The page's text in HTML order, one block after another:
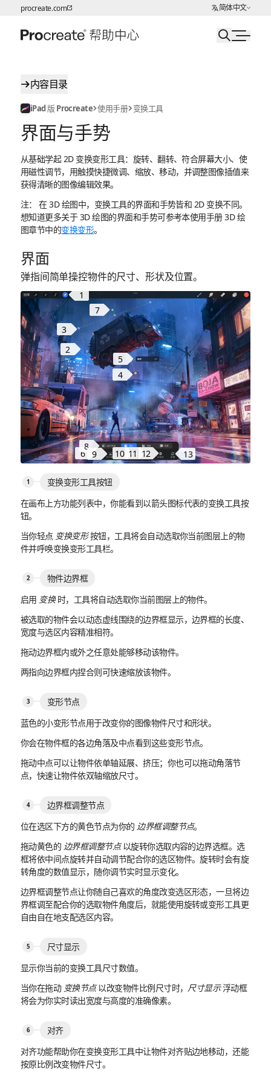
跳转至内容
procreate.com 简体中文
选择语言
内容目录
iPad 版 Procreate 使用手册 变换工具
界面与手势
从基础学起 2D 变换变形工具：旋转、翻转、符合屏幕大小、使
用磁性调节，用触摸快捷微调、缩放、移动，并调整图像插值来
获得清晰的图像编辑效果。
注：
在 3D 绘图中，变换工具的界面和手势皆和 2D 变换不同。
想知道更多关于 3D 绘图的界面和手势可参考本使用手册 3D 绘
图章节中的变换变形。
界面
弹指间简单操控物件的尺寸、形状及位置。
1
2
3
4
5
6
7
8
9 10 11 12 13
变换变形工具按钮
在画布上方功能列表中，你能看到以箭头图标代表的变换工具按
钮。
当你轻点 变换变形按钮，工具将会自动选取你当前图层上的物
件并呼唤变换变形工具栏。
物件边界框
启用 变换时，工具将自动选取你当前图层上的物件。
被选取的物件会以动态虚线围绕的边界框显示，边界框的长度、
宽度与选区内容精准相符。
拖动边界框内或外之任意处能够移动该物件。
两指向边界框内捏合则可快速缩放该物件。
变形节点
蓝色的小变形节点用于改变你的图像物件尺寸和形状。
你会在物件框的各边角落及中点看到这些变形节点。
拖动中点可以让物件依单轴延展、挤压；你也可以拖动角落节
点，快速让物件依双轴缩放尺寸。
边界框调整节点
位在选区下方的黄色节点为你的边界框调整节点。
拖动黄色的 边界框调整节点以旋转你选取内容的边界选框。选
框将依中间点旋转并自动调节配合你的选区物件。旋转时会有旋
转角度的数值显示，随你调节实时显示变化。
边界框调整节点让你随自己喜欢的角度改变选区形态，一旦将边
界框调至配合你的选取物件角度后，就能使用旋转或变形工具更
自由自在地支配选区内容。
尺寸显示
显示你当前的变换工具尺寸数值。
当你在拖动 变换节点以改变物件比例尺寸时， 尺寸显示浮动框
将会为你实时读出宽度与高度的准确像素。
对齐
对齐功能帮助你在变换变形工具中让物件对齐贴边地移动，还能
按原比例改变物件尺寸。